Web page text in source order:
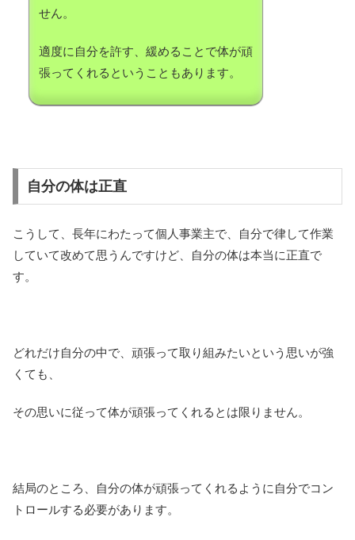
せん。
適度に自分を許す、緩めることで体が頑
張ってくれるということもあります。
自分の体は正直
こうして、長年にわたって個人事業主で、自分で律して作業
していて改めて思うんですけど、自分の体は本当に正直で
す。
どれだけ自分の中で、頑張って取り組みたいという思いが強
くても、
その思いに従って体が頑張ってくれるとは限りません。
結局のところ、自分の体が頑張ってくれるように自分でコン
トロールする必要があります。